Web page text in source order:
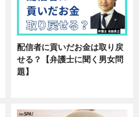
配信者に貢いだお金は取り戻
せる？【弁護士に聞く男女問
題】